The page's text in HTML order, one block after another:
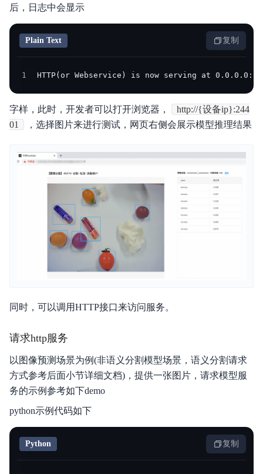
后，日志中会显示
Plain Text 复制
1 HTTP(or Webservice) is now serving at
字样，此时，开发者可以打开浏览器，
http://{设备ip}:244
01
，选择图片来进行测试，网页右侧会展示模型推理结果
同时，可以调用HTTP接口来访问服务。
请求http服务
以图像预测场景为例(非语义分割模型场景，语义分割请求
方式参考后面小节详细文档)，提供一张图片，请求模型服
务的示例参考如下demo
python示例代码如下
Python 复制